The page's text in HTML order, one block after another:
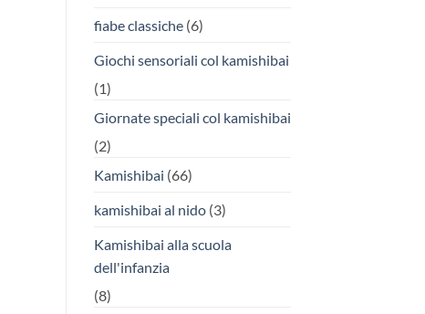
fiabe classiche(6)
Giochi sensoriali col kamishibai
(1)
Giornate speciali col kamishibai
(2)
Kamishibai (66)
kamishibai al nido(3)
Kamishibai alla scuola
dell'infanzia
(8)